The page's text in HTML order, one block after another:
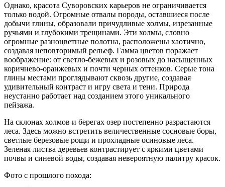
Однако, красота Суворовских карьеров не ограничивается
только водой. Огромные отвалы породы, оставшиеся после
добычи глины, образовали причудливые холмы, изрезанные
ручьями и глубокими трещинами. Эти холмы, словно
огромные разноцветные полотна, расположены хаотично,
создавая неповторимый рельеф. Гамма цветов поражает
воображение: от светло-бежевых и розовых до насыщенных
коричнево-оранжевых и почти черных оттенков. Серые тона
глины местами проглядывают сквозь другие, создавая
удивительный контраст и игру света и тени. Природа
неустанно работает над созданием этого уникального
пейзажа.
На склонах холмов и берегах озер постепенно разрастаются
леса. Здесь можно встретить величественные сосновые боры,
светлые березовые рощи и прохладные осиновые леса.
Зеленая листва деревьев контрастирует с яркими цветами
почвы и синевой воды, создавая невероятную палитру красок.
Фото с прошлого похода: